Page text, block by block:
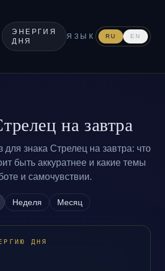
ЭНЕРГИЯ
ДНЯ
ЯЗЫК RU EN
на завтра
знака Стрелец на завтра: что
быть аккуратнее и какие темы
и самочувствии.
Неделя Месяц
ДНЯ